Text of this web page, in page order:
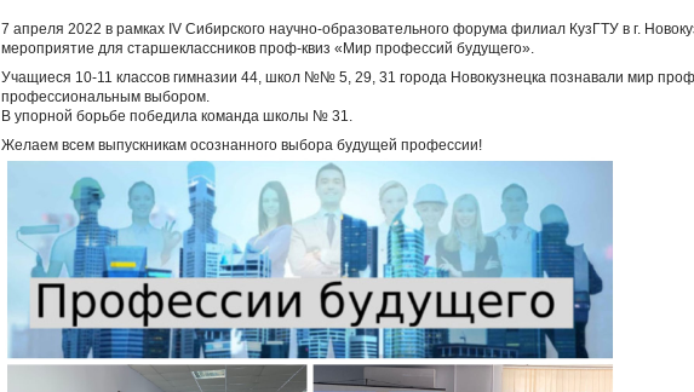
7 апреля 2022 в рамках IV Сибирского научно-образовательного форума филиал КузГТУ в г.
мероприятие для старшеклассников проф-квиз «Мир профессий будущего».
Учащиеся 10-11 классов гимназии 44, школ №№ 5, 29, 31 города Новокузнецка познавали мир
профессиональным выбором.
В упорной борьбе победила команда школы № 31.
Желаем всем выпускникам осознанного выбора будущей профессии!